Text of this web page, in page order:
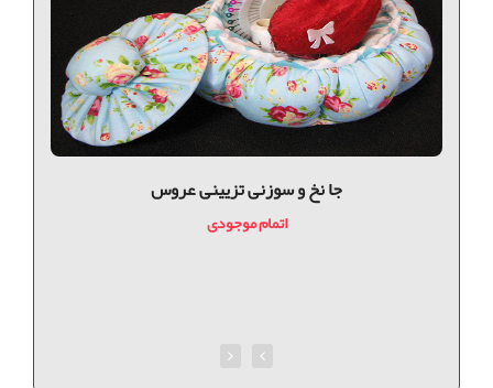
جا نخ و سوزنی تزیینی عروس
اتمام موجودی